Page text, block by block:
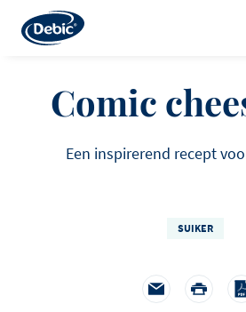
main
Comic
Een inspirerend recept
SUIKER